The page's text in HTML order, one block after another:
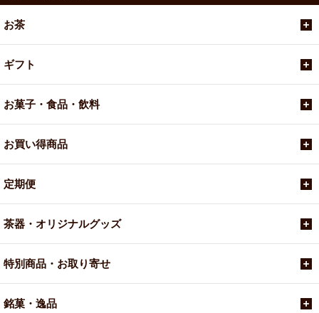
お茶
ギフト
お菓子・食品・飲料
お買い得商品
定期便
茶器・オリジナルグッズ
特別商品・お取り寄せ
銘菓・逸品